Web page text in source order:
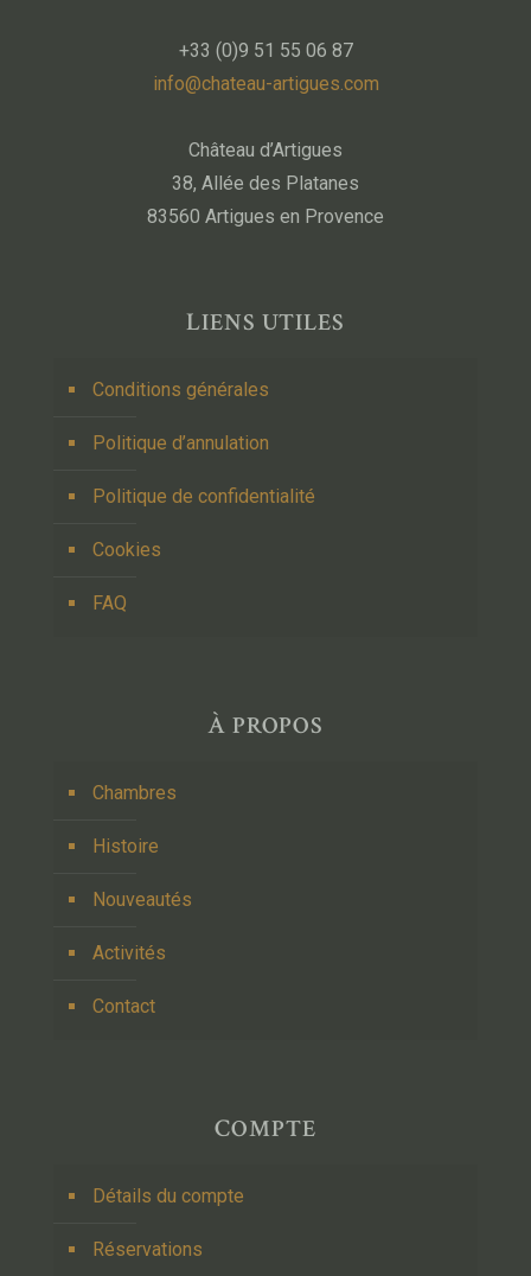
+33 (0)9 51 55 06 87
info@chateau-artigues.com
Château d’Artigues
38, Allée des Platanes
83560 Artigues en Provence
LIENS UTILES
Conditions générales
Politique d’annulation
Politique de confidentialité
Cookies
FAQ
À PROPOS
Chambres
Histoire
Nouveautés
Activités
Contact
COMPTE
Détails du compte
Réservations